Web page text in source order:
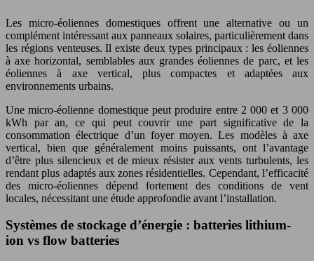
Les micro-éoliennes domestiques offrent une alternative ou un
complément intéressant aux panneaux solaires, particulièrement dans
les régions venteuses. Il existe deux types principaux : les éoliennes
à axe horizontal, semblables aux grandes éoliennes de parc, et les
éoliennes à axe vertical, plus compactes et adaptées aux
environnements urbains.
Une micro-éolienne domestique peut produire entre 2 000 et 3 000
kWh par an, ce qui peut couvrir une part significative de la
consommation électrique d’un foyer moyen. Les modèles à axe
vertical, bien que généralement moins puissants, ont l’avantage
d’être plus silencieux et de mieux résister aux vents turbulents, les
rendant plus adaptés aux zones résidentielles. Cependant, l’efficacité
des micro-éoliennes dépend fortement des conditions de vent
locales, nécessitant une étude approfondie avant l’installation.
Systèmes de stockage d’énergie : batteries lithium-
ion vs flow batteries